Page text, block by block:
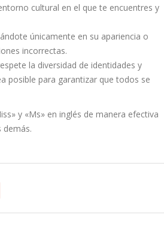
cultural en el que te encuentres y
únicamente en su apariencia o
incorrectas.
la diversidad de identidades y
posible para garantizar que todos se
y «Ms» en inglés de manera efectiva
demás.